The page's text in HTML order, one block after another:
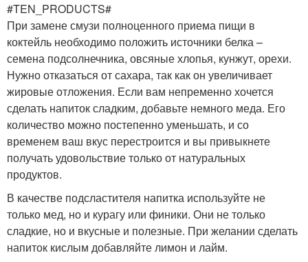
#TEN_PRODUCTS#
При замене смузи полноценного приема пищи в
коктейль необходимо положить источники белка –
семена подсолнечника, овсяные хлопья, кунжут, орехи.
Нужно отказаться от сахара, так как он увеличивает
жировые отложения. Если вам непременно хочется
сделать напиток сладким, добавьте немного меда. Его
количество можно постепенно уменьшать, и со
временем ваш вкус перестроится и вы привыкнете
получать удовольствие только от натуральных
продуктов.
В качестве подсластителя напитка используйте не
только мед, но и курагу или финики. Они не только
сладкие, но и вкусные и полезные. При желании сделать
напиток кислым добавляйте лимон и лайм.